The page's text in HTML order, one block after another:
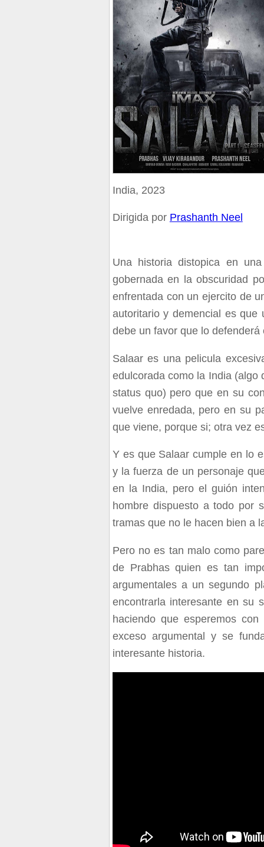
India, 2023
Dirigida por Prashanth Neel
Una historia distopica en
gobernada en la obscuridad
enfrentada con un ejercito de
autoritario y demencial es
debe un favor que lo defenderá
Salaar es una pelicula
edulcorada como la India (algo
status quo) pero que en su
vuelve enredada, pero en su
que viene, porque si; otra vez
Y es que Salaar cumple en lo
y la fuerza de un personaje
en la India, pero el guión
hombre dispuesto a todo por
tramas que no le hacen bien a
Pero no es tan malo como
de Prabhas quien es tan
argumentales a un segundo
encontrarla interesante en su
haciendo que esperemos
exceso argumental y se
interesante historia.